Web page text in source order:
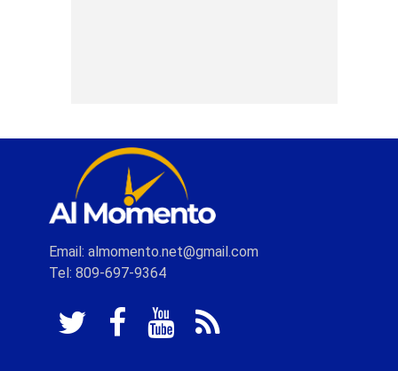
Email: almomento.net@gmail.com
Tel: 809-697-9364